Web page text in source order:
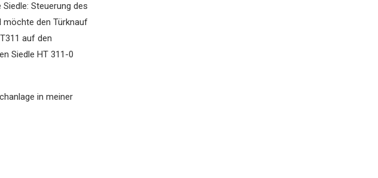
Steuerung des
möchte den Türknauf
auf den
Siedle HT 311-0
in meiner